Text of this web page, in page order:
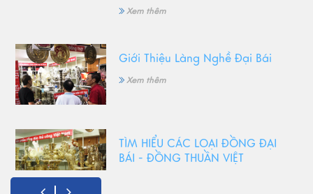
Xem thêm
Giới Thiệu Làng Nghề Đại Bái
Xem thêm
TÌM HIỂU CÁC LOẠI ĐỒNG ĐẠI
BÁI - ĐỒNG THUẦN VIỆT